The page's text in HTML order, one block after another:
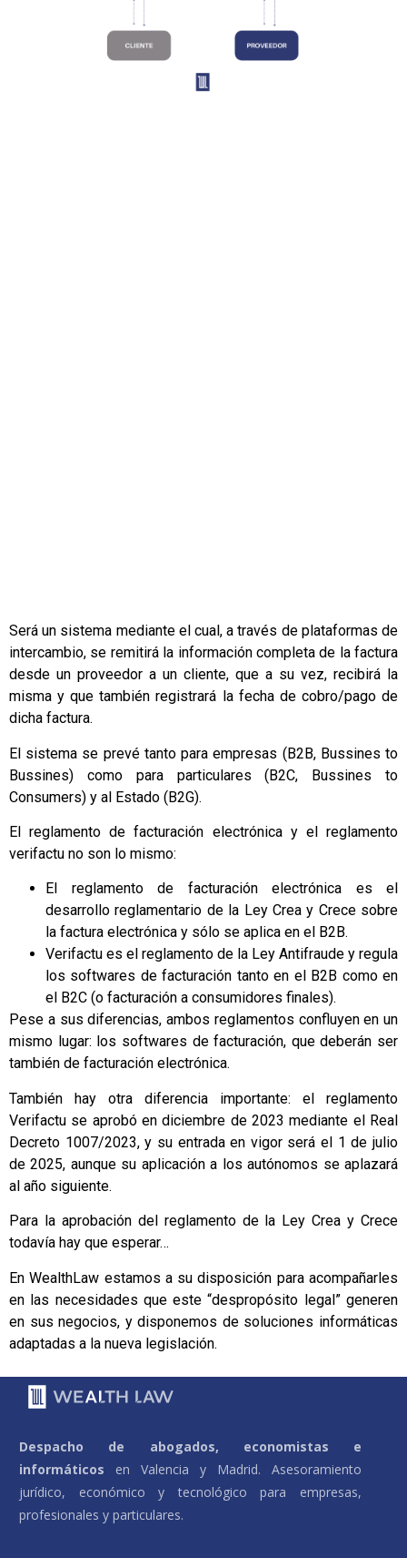
Será un sistema mediante el cual, a través de plataformas de
intercambio, se remitirá la información completa de la factura
desde un proveedor a un cliente, que a su vez, recibirá la
misma y que también registrará la fecha de cobro/pago de
dicha factura.
El sistema se prevé tanto para empresas (B2B, Bussines to
Bussines) como para particulares (B2C, Bussines to
Consumers) y al Estado (B2G).
El reglamento de facturación electrónica y el reglamento
verifactu no son lo mismo:
El reglamento de facturación electrónica es el
desarrollo reglamentario de la Ley Crea y Crece sobre
la factura electrónica y sólo se aplica en el B2B.
Verifactu es el reglamento de la Ley Antifraude y regula
los softwares de facturación tanto en el B2B como en
el B2C (o facturación a consumidores finales).
Pese a sus diferencias, ambos reglamentos confluyen en un
mismo lugar: los softwares de facturación, que deberán ser
también de facturación electrónica.
También hay otra diferencia importante: el reglamento
Verifactu se aprobó en diciembre de 2023 mediante el Real
Decreto 1007/2023, y su entrada en vigor será el 1 de julio
de 2025, aunque su aplicación a los autónomos se aplazará
al año siguiente.
Para la aprobación del reglamento de la Ley Crea y Crece
todavía hay que esperar…
En WealthLaw estamos a su disposición para acompañarles
en las necesidades que este “despropósito legal” generen
en sus negocios, y disponemos de soluciones informáticas
adaptadas a la nueva legislación.
Despacho de abogados, economistas e
informáticos en Valencia y Madrid. Asesoramiento
jurídico, económico y tecnológico para empresas,
profesionales y particulares.